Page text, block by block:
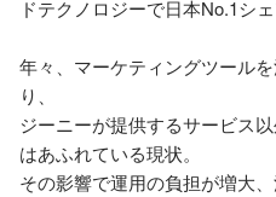
ドテクノロジーで日本No.1シ
年々、マーケティングツール
り、
ジーニーが提供するサービス
はあふれている現状。
その影響で運用の負担が増大